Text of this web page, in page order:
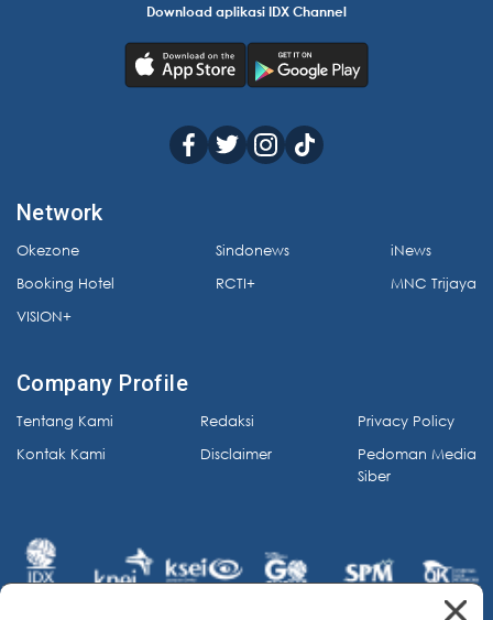
Download aplikasi IDX Channel
Network
Okezone
Booking Hotel
VISION+
Sindonews
RCTI+
iNews
MNC Trijaya
Company Profile
Tentang Kami
Kontak Kami
Redaksi
Disclaimer
Privacy Policy
Pedoman Media
Siber